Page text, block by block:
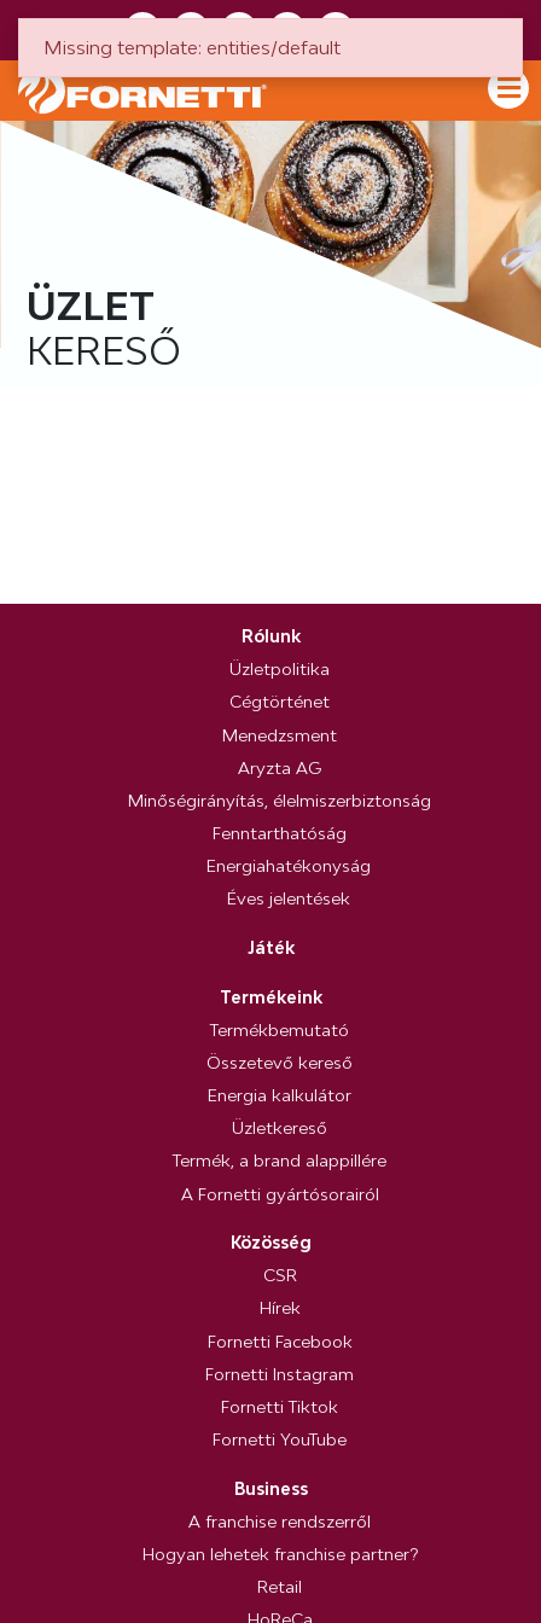
ÜZLET
KERESŐ
Rólunk
Üzletpolitika
Cégtörténet
Menedzsment
Aryzta AG
Minőségirányítás, élelmiszerbiztonság
Fenntarthatóság
Energiahatékonyság
Éves jelentések
Játék
Termékeink
Termékbemutató
Összetevő kereső
Energia kalkulátor
Üzletkereső
Termék, a brand alappillére
A Fornetti gyártósorairól
Közösség
CSR
Hírek
Fornetti Facebook
Fornetti Instagram
Fornetti Tiktok
Fornetti YouTube
Business
A franchise rendszerről
Hogyan lehetek franchise partner?
Retail
Missing template: entities/default